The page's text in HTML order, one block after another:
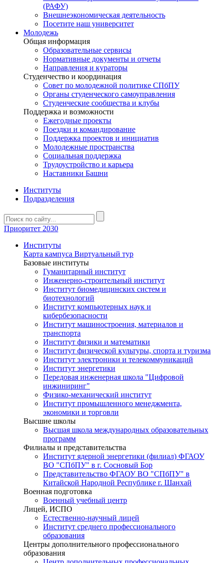
(РАФУ)
Внешнеэкономическая деятельность
Посетите наш университет
Молодежь
Общая информация
Образовательные сервисы
Нормативные документы и отчеты
Направления и кураторы
Студенчество и координация
Совет по молодежной политике СПбПУ
Органы студенческого самоуправления
Студенческие сообщества и клубы
Поддержка и возможности
Ежегодные проекты
Поездки и командирование
Поддержка проектов и инициатив
Молодежные пространства
Социальная поддержка
Трудоустройство и карьера
Наставники Башни
Институты
Подразделения
Приоритет 2030
Институты
Карта кампуса Виртуальный тур
Базовые институты
Гуманитарный институт
Инженерно-строительный институт
Институт биомедицинских систем и
биотехнологий
Институт компьютерных наук и
кибербезопасности
Институт машиностроения, материалов и
транспорта
Институт физики и математики
Институт физической культуры, спорта и туризма
Институт электроники и телекоммуникаций
Институт энергетики
Передовая инженерная школа "Цифровой
инжиниринг"
Физико-механический институт
Институт промышленного менеджмента,
экономики и торговли
Высшие школы
Высшая школа международных образовательных
программ
Филиалы и представительства
Институт ядерной энергетики (филиал) ФГАОУ
ВО "СПбПУ" в г. Сосновый Бор
Представительство ФГАОУ ВО "СПбПУ" в
Китайской Народной Республике г. Шанхай
Военная подготовка
Военный учебный центр
Лицей, ИСПО
Естественно-научный лицей
Институт среднего профессионального
образования
Центры дополнительного профессионального
образования